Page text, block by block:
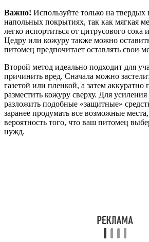
Важно! Используйте только на твердых
напольных покрытиях, так как мягкая
легко испортиться от цитрусового сока
Цедру или кожуру также можно
питомец предпочитает оставлять свои
Второй метод идеально подходит для
причинить вред. Сначала можно
газетой или пленкой, а затем аккуратно
разместить кожуру сверху. Для
разложить подобные «защитные»
заранее продумать все возможные
вероятность того, что ваш питомец
нужд.